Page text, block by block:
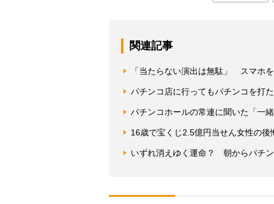
関連記事
「当たらない演出は無駄」 スマホ
パチンコ店に行ってもパチンコを打
パチンコホールの常連に聞いた「一
16歳で宝くじ2.5億円当せん女性の後
いずれ消えゆく運命？ 朝からパチ